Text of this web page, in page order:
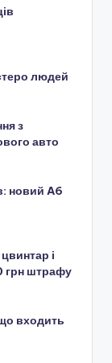
людей
з
авто
новий A6
і
грн штрафу
входить